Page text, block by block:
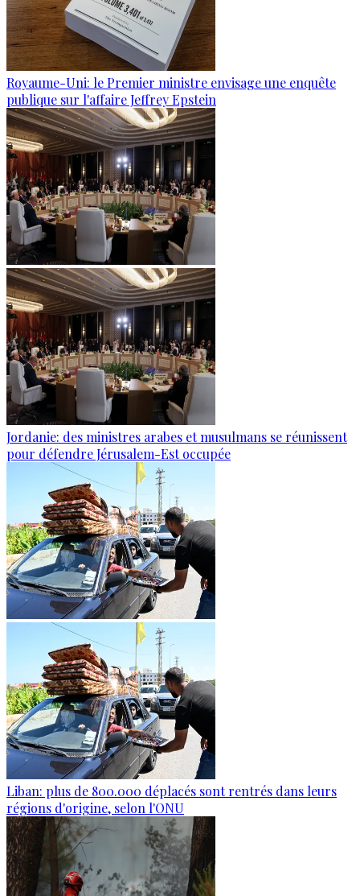
Royaume-Uni: le Premier ministre envisage une enquête
publique sur l'affaire Jeffrey Epstein
Jordanie: des ministres arabes et musulmans se réunissent
pour défendre Jérusalem-Est occupée
Liban: plus de 800.000 déplacés sont rentrés dans leurs
régions d'origine, selon l'ONU